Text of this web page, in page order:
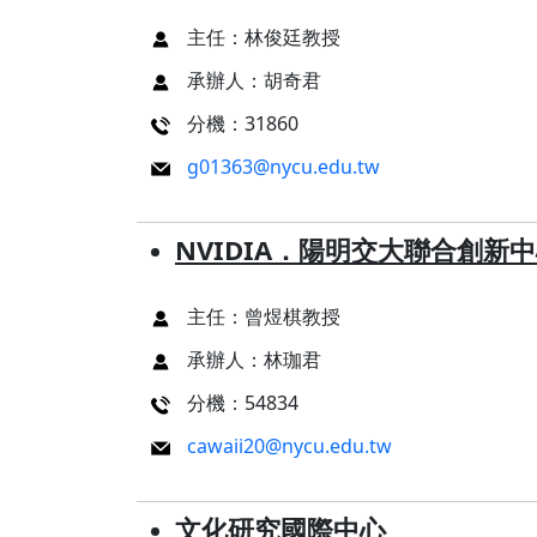
主任：林俊廷教授
承辦人：胡奇君
分機：31860
g01363@nycu.edu.tw
NVIDIA．陽明交大聯合創新
主任：曾煜棋教授
承辦人：林珈君
分機：54834
cawaii20@nycu.edu.tw
文化研究國際中心